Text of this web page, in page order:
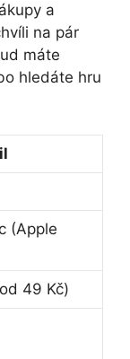
a
na pár
máte
hledáte hru
(Apple
49 Kč)